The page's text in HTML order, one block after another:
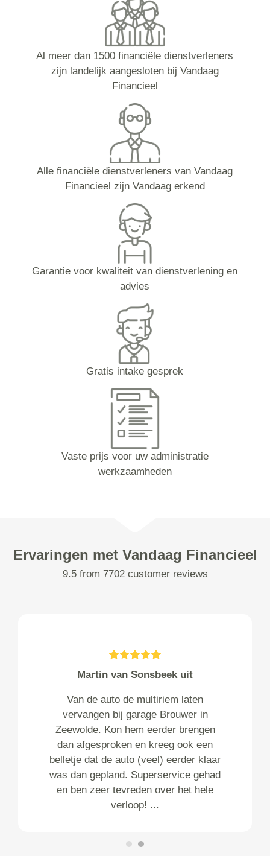
Al meer dan 1500 financiële dienstverleners
zijn landelijk aangesloten bij Vandaag
Financieel
Alle financiële dienstverleners van Vandaag
Financieel zijn Vandaag erkend
Garantie voor kwaliteit van dienstverlening en
advies
Gratis intake gesprek
Vaste prijs voor uw administratie
werkzaamheden
Ervaringen met Vandaag Financieel
9.5 from 7702 customer reviews
Martin van Sonsbeek uit
Van de auto de multiriem laten
vervangen bij garage Brouwer in
Zeewolde. Kon hem eerder brengen
dan afgesproken en kreeg ook een
belletje dat de auto (veel) eerder klaar
was dan gepland. Superservice gehad
en ben zeer tevreden over het hele
verloop! ...